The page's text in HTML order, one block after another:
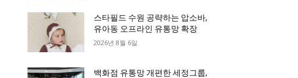
스타필드 수원 공략하는 압소바,
유아동 오프라인 유통망 확장
2026년 8월 6일
백화점 유통망 개편한 세정그룹,